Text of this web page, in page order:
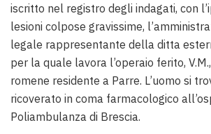
iscritto nel registro degli indagati, con
lesioni colpose gravissime,
legale rappresentante della ditta
per la quale lavora l’operaio ferito,
romene residente a Parre. L’uomo si
ricoverato in coma farmacologico
Poliambulanza di Brescia.